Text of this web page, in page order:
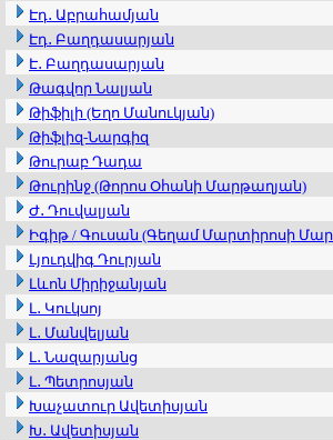
Էդ․ Աբրահամյան
Էդ․ Բաղդասարյան
Է․ Բաղդասարյան
Թագվոր Նալյան
Թիֆիլի (Եղո Մանուկյան)
Թիֆլիզ-Նարգիզ
Թուրաբ Դադա
Թուրինջ (Թորոս Օհանի Մարթաղյան)
Ժ․ Դուվալյան
Իգիթ / Գուսան (Գեղամ Մարտիրոսի
Լյուդվիգ Դուրյան
Լևոն Միրիջանյան
Լ․ Կուկսոյ
Լ․ Մանվելյան
Լ․ Նազարյանց
Լ․ Պետրոսյան
Խաչատուր Ավետիսյան
Խ․ Ավետիսյան